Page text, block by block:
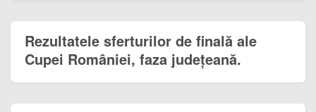
Rezultatele sferturilor de finală ale
Cupei României, faza județeană.